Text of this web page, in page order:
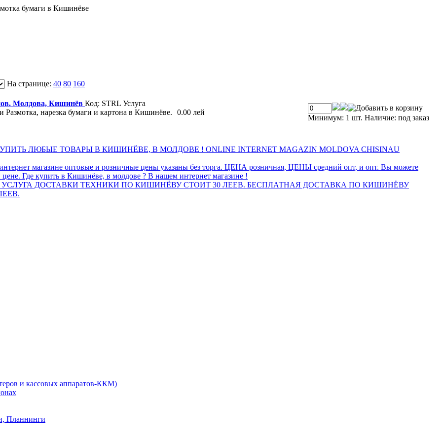
бумаги в Кишинёве
На странице: 40 80 160
Молдова, Кишинёв Код: STRL Услуга
нарезка бумаги и картона в Кишинёве.
0.00 лей
Минимум: 1 шт. Наличие: под заказ
ЛЮБЫЕ ТОВАРЫ В КИШИНЁВЕ, В МОЛДОВЕ ! ONLINE INTERNET MAGAZIN MOLDOVA CHISINAU
магазине оптовые и розничные цены указаны без торга. ЦЕНА розничная, ЦЕНЫ средний опт, и опт. Вы можете
Где купить в Кишинёве, в молдове ? В нашем интернет магазине !
ДОСТАВКИ ТЕХНИКИ ПО КИШИНЁВУ СТОИТ 30 ЛЕЕВ. БЕСПЛАТНАЯ ДОСТАВКА ПО КИШИНЁВУ
и кассовых аппаратов-ККМ)
Планнинги